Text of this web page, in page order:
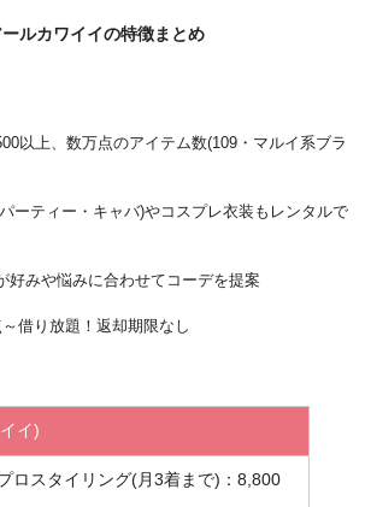
ールカワイイの特徴まとめ
以上、数万点のアイテム数(109・マルイ系ブラ
ーティー・キャバ)やコスプレ衣装もレンタルで
好みや悩みに合わせてコーデを提案
借り放題！返却期限なし
イ)
プロスタイリング(月3着まで)：8,800